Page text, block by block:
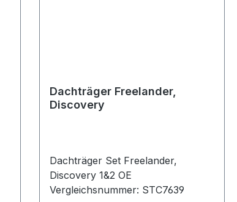
Dachträger Freelander,
Discovery
Dachträger Set Freelander,
Discovery 1&2 OE
Vergleichsnummer: STC7639